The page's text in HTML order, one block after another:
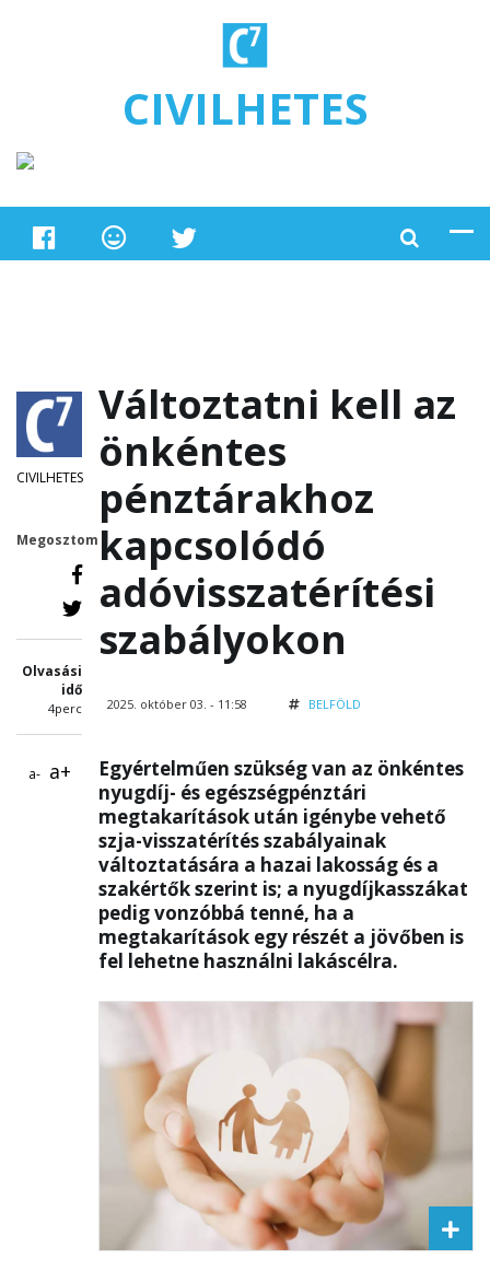
CIVILHETES
CIVILHETES
Megosztom
Olvasási
idő
4perc
a- a+
Változtatni kell az
önkéntes
pénztárakhoz
kapcsolódó
adóvisszatérítési
szabályokon
2025. október 03. - 11:58 BELFÖLD
Egyértelműen szükség van az önkéntes
nyugdíj- és egészségpénztári
megtakarítások után igénybe vehető
szja-visszatérítés szabályainak
változtatására a hazai lakosság és a
szakértők szerint is; a nyugdíjkasszákat
pedig vonzóbbá tenné, ha a
megtakarítások egy részét a jövőben is
fel lehetne használni lakáscélra.